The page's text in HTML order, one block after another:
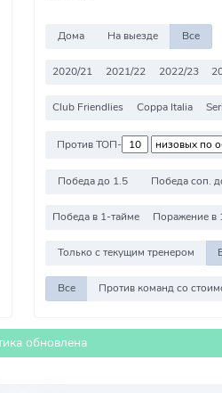
Дома На выезде Все
2020/21 2021/22 2022/23
Club Friendlies Coppa Italia
Против ТОП-
Победа до 1.5 Победа соп.
Победа в 1-тайме Поражение в
Только с текущим тренером
Все
обновлена